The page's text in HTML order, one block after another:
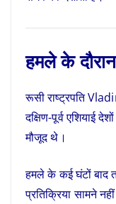
हमले के
रूसी राष्ट्रपति
दक्षिण-पूर्व एशियाई
मौजूद थे।
हमले के कई घंटों बाद
प्रतिक्रिया सामने